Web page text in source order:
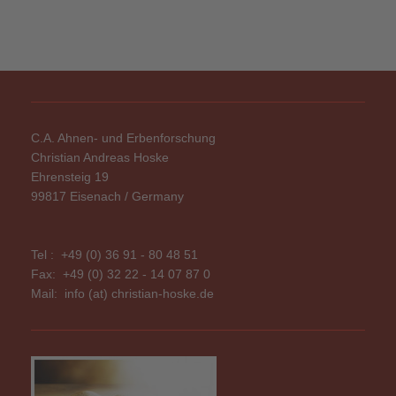
C.A. Ahnen- und Erbenforschung
Christian Andreas Hoske
Ehrensteig 19
99817 Eisenach / Germany
Tel : +49 (0) 36 91 - 80 48 51
Fax: +49 (0) 32 22 - 14 07 87 0
Mail: info (at) christian-hoske.de